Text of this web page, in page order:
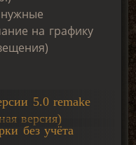
на графику
5.0 remake
версия)
без учёта